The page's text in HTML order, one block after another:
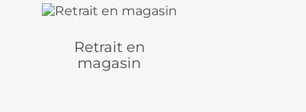
Retrait en
magasin